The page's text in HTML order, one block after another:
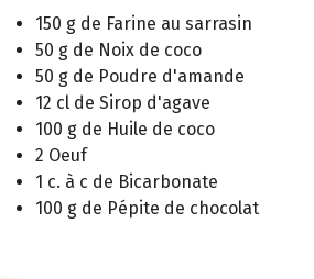
150 g de Farine au sarrasin
50 g de Noix de coco
50 g de Poudre d'amande
12 cl de Sirop d'agave
100 g de Huile de coco
2 Oeuf
1 c. à c de Bicarbonate
100 g de Pépite de chocolat